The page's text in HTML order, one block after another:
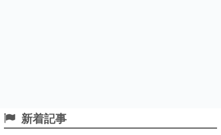
新着記事